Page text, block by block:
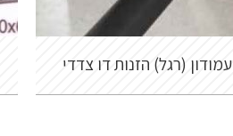
עמודון (רגל) הזנות דו צדדי